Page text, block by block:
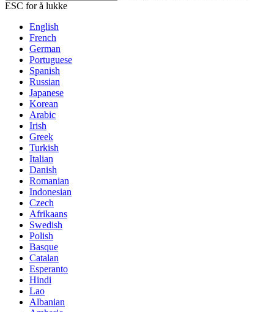
ESC for å lukke
English
French
German
Portuguese
Spanish
Russian
Japanese
Korean
Arabic
Irish
Greek
Turkish
Italian
Danish
Romanian
Indonesian
Czech
Afrikaans
Swedish
Polish
Basque
Catalan
Esperanto
Hindi
Lao
Albanian